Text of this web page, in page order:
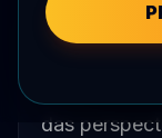
LEITURA
das